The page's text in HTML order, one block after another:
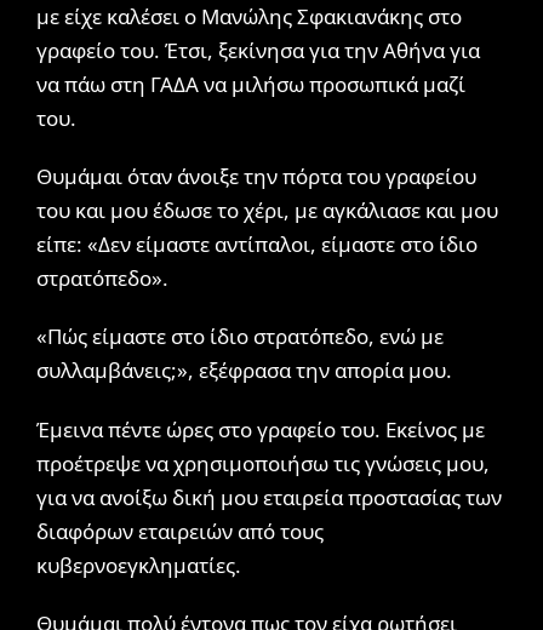
με είχε καλέσει ο Μανώλης Σφακιανάκης στο
γραφείο του. Έτσι, ξεκίνησα για την Αθήνα για
να πάω στη ΓΑΔΑ να μιλήσω προσωπικά μαζί
του.
Θυμάμαι όταν άνοιξε την πόρτα του γραφείου
του και μου έδωσε το χέρι, με αγκάλιασε και μου
είπε: «Δεν είμαστε αντίπαλοι, είμαστε στο ίδιο
στρατόπεδο».
«Πώς είμαστε στο ίδιο στρατόπεδο, ενώ με
συλλαμβάνεις;», εξέφρασα την απορία μου.
Έμεινα πέντε ώρες στο γραφείο του. Εκείνος με
προέτρεψε να χρησιμοποιήσω τις γνώσεις μου,
για να ανοίξω δική μου εταιρεία προστασίας των
διαφόρων εταιρειών από τους
κυβερνοεγκληματίες.
Θυμάμαι πολύ έντονα πως τον είχα ρωτήσει